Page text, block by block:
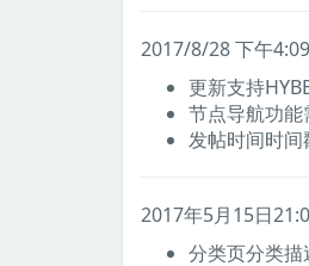
2017/8/28 下午
更新支持
节点导航功
发帖时间时间
2017年5月15日
分类页分类